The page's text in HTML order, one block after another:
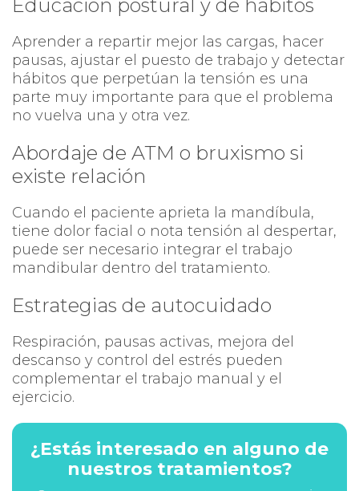
Educación postural y de hábitos
Aprender a repartir mejor las cargas, hacer
pausas, ajustar el puesto de trabajo y detectar
hábitos que perpetúan la tensión es una
parte muy importante para que el problema
no vuelva una y otra vez.
Abordaje de ATM o bruxismo si
existe relación
Cuando el paciente aprieta la mandíbula,
tiene dolor facial o nota tensión al despertar,
puede ser necesario integrar el trabajo
mandibular dentro del tratamiento.
Estrategias de autocuidado
Respiración, pausas activas, mejora del
descanso y control del estrés pueden
complementar el trabajo manual y el
ejercicio.
¿Estás interesado en alguno de
nuestros tratamientos?